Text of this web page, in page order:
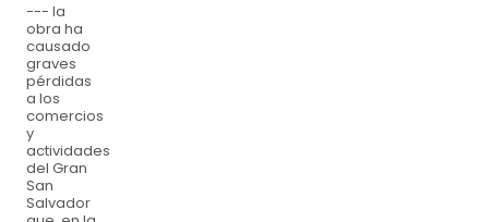
--- la
obra ha
causado
graves
pérdidas
a los
comercios
y
actividades
del Gran
San
Salvador